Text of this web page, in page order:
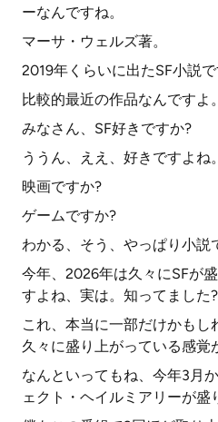
ーなんですね。
マーサ・ウェルズ著。
2019年くらいに出たSF小説で
比較的最近の作品なんですよ。
みなさん、SF好きですか?
ううん、ええ、好きですよね。
映画ですか?
ゲームですか?
わかる、そう、やっぱり小説
今年、2026年は久々にSFが
すよね、実は。知ってました?
これ、本当に一部だけかもし
久々に盛り上がっている感覚
なんといってもね、今年3月
ェクト・ヘイルミアリーが盛